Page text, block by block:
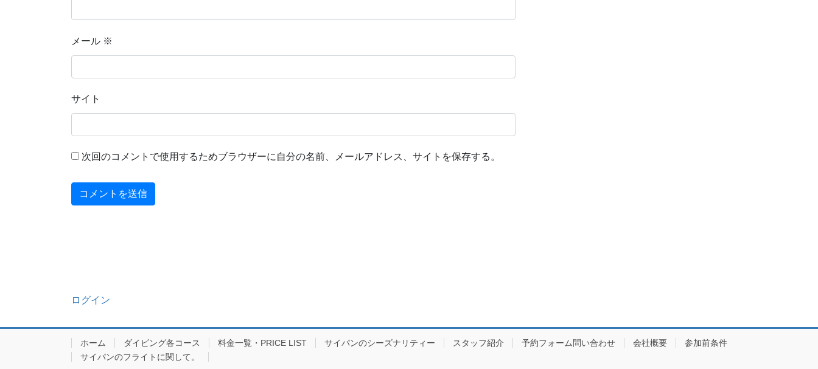
メール ※
サイト
次回のコメントで使用するためブラウザーに自分の名前、メールアドレス、サイトを保存する。
ログイン
ホーム ダイビング各コース 料金一覧・PRICE LIST サイパンのシーズナリティー スタッフ紹介 予約フォーム問い合わせ 会社概要
参加前条件
サイパンのフライトに関して。